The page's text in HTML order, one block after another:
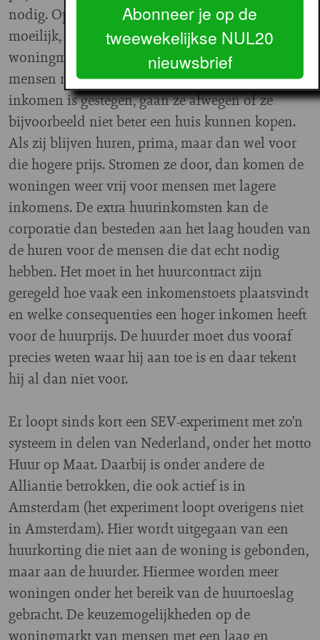
nodig. Op dit moment ligt dat juridisch nog
moeilijk, maar dit zou wel helpen de
woningmarkt in beweging te brengen. Als
mensen meer huur gaan betalen omdat hun
inkomen is gestegen, gaan ze afwegen of ze
bijvoorbeeld niet beter een huis kunnen kopen.
Als zij blijven huren, prima, maar dan wel voor
die hogere prijs. Stromen ze door, dan komen de
woningen weer vrij voor mensen met lagere
inkomens. De extra huurinkomsten kan de
corporatie dan besteden aan het laag houden van
de huren voor de mensen die dat echt nodig
hebben. Het moet in het huurcontract zijn
geregeld hoe vaak een inkomenstoets plaatsvindt
en welke consequenties een hoger inkomen heeft
voor de huurprijs. De huurder moet dus vooraf
precies weten waar hij aan toe is en daar tekent
hij al dan niet voor.
Er loopt sinds kort een SEV-experiment met zo’n
systeem in delen van Nederland, onder het motto
Huur op Maat. Daarbij is onder andere de
Alliantie betrokken, die ook actief is in
Amsterdam (het experiment loopt overigens niet
in Amsterdam). Hier wordt uitgegaan van een
huurkorting die niet aan de woning is gebonden,
maar aan de huurder. Hiermee worden meer
woningen onder het bereik van de huurtoeslag
gebracht. De keuzemogelijkheden op de
woningmarkt van mensen met een laag en
Abonneer je op de
tweewekelijkse NUL20
nieuwsbrief